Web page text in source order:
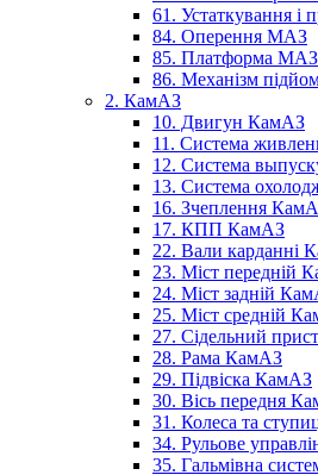
61. Устаткування і
84. Оперення МАЗ
85. Платформа МАЗ
86. Механізм
2. КамАЗ
10. Двигун КамАЗ
11. Система
12. Система
13. Система
16. Зчеплення
17. КПП КамАЗ
22. Вали карданні
23. Міст передній
24. Міст задній
25. Міст средній
27. Сідельний
28. Рама КамАЗ
29. Підвіска КамАЗ
30. Вісь передня
31. Колеса та
34. Рульове
35. Гальмівна